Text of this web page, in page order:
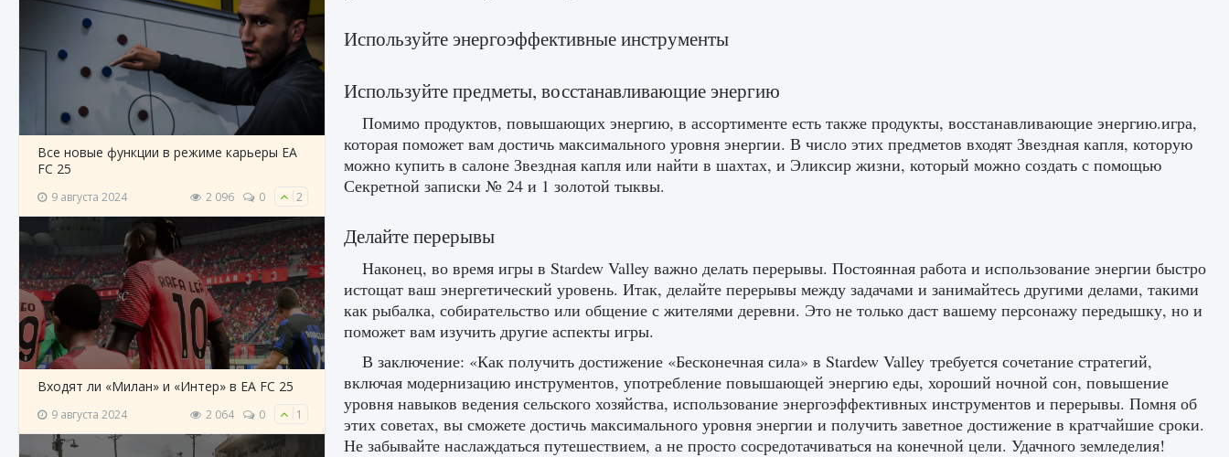
Все новые функции в режиме карьеры EA
FC 25
9 августа 2024 2 096 0 2
Входят ли «Милан» и «Интер» в EA FC 25
9 августа 2024 2 064 0 1
Используйте энергоэффективные инструменты
Используйте предметы, восстанавливающие энергию
Помимо продуктов, повышающих энергию, в ассортименте есть также продукты, восстанавливающие энергию.игра,
которая поможет вам достичь максимального уровня энергии. В число этих предметов входят Звездная капля, которую
можно купить в салоне Звездная капля или найти в шахтах, и Эликсир жизни, который можно создать с помощью
Секретной записки № 24 и 1 золотой тыквы.
Делайте перерывы
Наконец, во время игры в Stardew Valley важно делать перерывы. Постоянная работа и использование энергии быстро
истощат ваш энергетический уровень. Итак, делайте перерывы между задачами и занимайтесь другими делами, такими
как рыбалка, собирательство или общение с жителями деревни. Это не только даст вашему персонажу передышку, но и
поможет вам изучить другие аспекты игры.
В заключение: «Как получить достижение «Бесконечная сила» в Stardew Valley требуется сочетание стратегий,
включая модернизацию инструментов, употребление повышающей энергию еды, хороший ночной сон, повышение
уровня навыков ведения сельского хозяйства, использование энергоэффективных инструментов и перерывы. Помня об
этих советах, вы сможете достичь максимального уровня энергии и получить заветное достижение в кратчайшие сроки.
Не забывайте наслаждаться путешествием, а не просто сосредотачиваться на конечной цели. Удачного земледелия!